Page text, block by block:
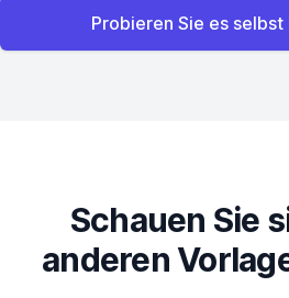
Probieren Sie es
Schauen Sie
anderen